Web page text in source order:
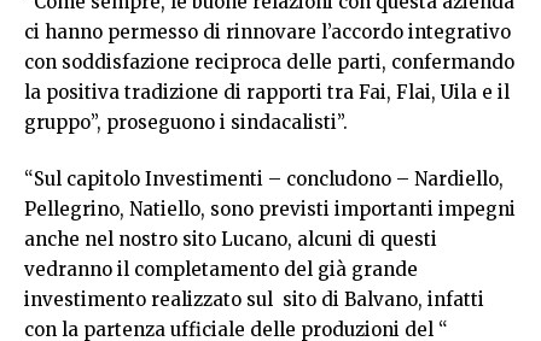
ci hanno permesso di rinnovare l’accordo integrativo
con soddisfazione reciproca delle parti, confermando
la positiva tradizione di rapporti tra Fai, Flai, Uila e il
gruppo”, proseguono i sindacalisti”.
“Sul capitolo Investimenti – concludono – Nardiello,
Pellegrino, Natiello, sono previsti importanti impegni
anche nel nostro sito Lucano, alcuni di questi
vedranno il completamento del già grande
investimento realizzato sul sito di Balvano, infatti
con la partenza ufficiale delle produzioni del “